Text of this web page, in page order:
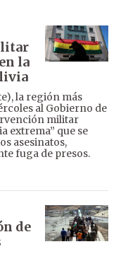
la
la región más
al Gobierno de
militar
extrema” que se
asesinatos,
fuga de presos.
de